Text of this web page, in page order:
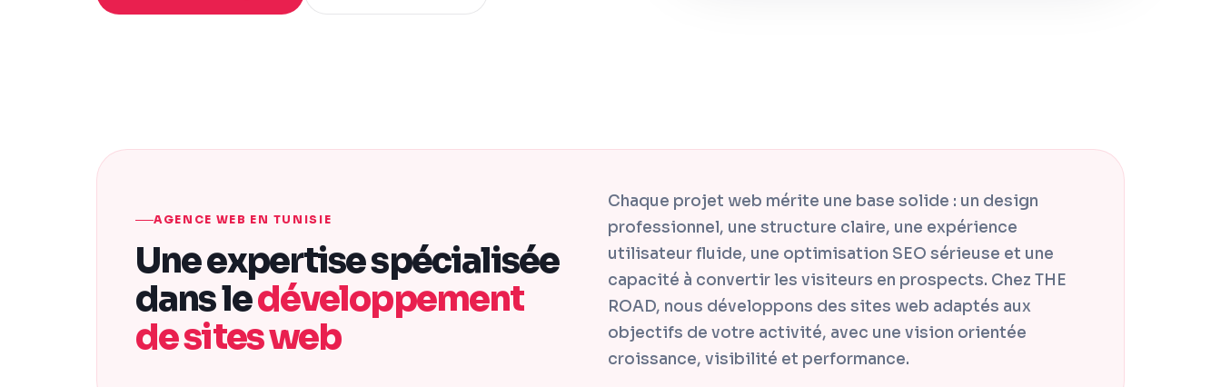
AGENCE WEB EN TUNISIE
Une expertise spécialisée
dans ledéveloppement
de sites web
Chaque projet web mérite une base solide : un design
professionnel, une structure claire, une expérience
utilisateur fluide, une optimisation SEO sérieuse et une
capacité à convertir les visiteurs en prospects. Chez THE
ROAD, nous développons des sites web adaptés aux
objectifs de votre activité, avec une vision orientée
croissance, visibilité et performance.